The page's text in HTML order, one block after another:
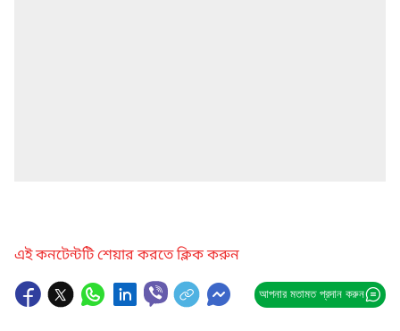
এই কনটেন্টটি শেয়ার করতে ক্লিক করুন
আপনার মতামত প্রদান করুন